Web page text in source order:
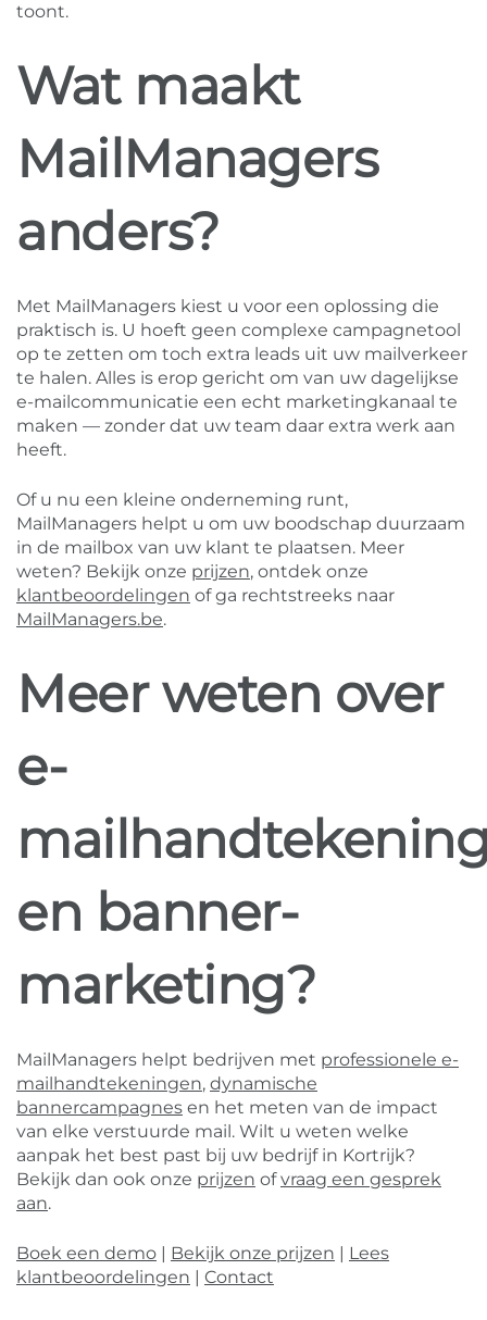
toont.
Wat maakt
MailManagers
anders?
Met MailManagers kiest u voor een oplossing die
praktisch is. U hoeft geen complexe campagnetool
op te zetten om toch extra leads uit uw mailverkeer
te halen. Alles is erop gericht om van uw dagelijkse
e-mailcommunicatie een echt marketingkanaal te
maken — zonder dat uw team daar extra werk aan
heeft.
Of u nu een kleine onderneming runt,
MailManagers helpt u om uw boodschap duurzaam
in de mailbox van uw klant te plaatsen. Meer
weten? Bekijk onze prijzen, ontdek onze
klantbeoordelingen of ga rechtstreeks naar
MailManagers.be.
Meer weten over
e-
en banner-
marketing?
MailManagers helpt bedrijven met professionele e-
mailhandtekeningen, dynamische
bannercampagnes en het meten van de impact
van elke verstuurde mail. Wilt u weten welke
aanpak het best past bij uw bedrijf in Kortrijk?
Bekijk dan ook onze prijzen ofvraag een gesprek
aan.
Boek een demo Bekijk onze prijzen
Lees
klantbeoordelingen
Contact